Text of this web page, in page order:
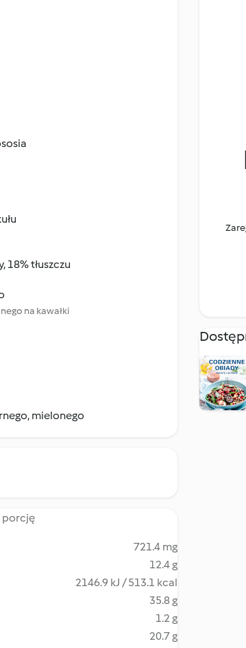
18% tłuszczu
na kawałki
mielonego
porcję
721.4 mg
12.4 g
2146.9 kJ / 513.1 kcal
35.8 g
1.2 g
20.7 g